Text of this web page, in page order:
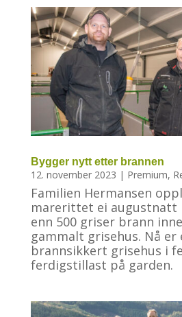
Bygger nytt etter brannen
12. november 2023 | Premium,
Familien Hermansen
marerittet ei augustnatt
enn 500 griser brann
gammalt grisehus. Nå
brannsikkert grisehus i
ferdigstillast på garden.